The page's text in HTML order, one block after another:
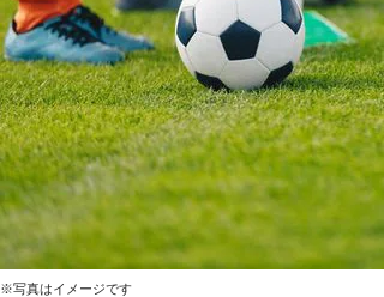
※写真はイメージです